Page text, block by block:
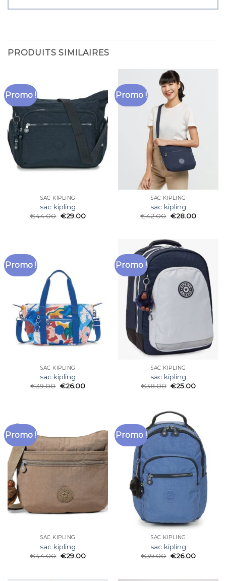
PRODUITS SIMILAIRES
Promo !
SAC KIPLING
sac kipling
€44.00 €29.00
Promo !
SAC KIPLING
sac kipling
€42.00 €28.00
Promo !
SAC KIPLING
sac kipling
€39.00 €26.00
Promo !
SAC KIPLING
sac kipling
€38.00 €25.00
Promo !
SAC KIPLING
sac kipling
€44.00 €29.00
Promo !
SAC KIPLING
sac kipling
€39.00 €26.00